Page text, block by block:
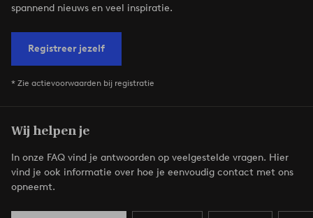
spannend nieuws en veel inspiratie.
Registreer jezelf
* Zie actievoorwaarden bij registratie
Wij helpen je
In onze FAQ vind je antwoorden op veelgestelde vragen. Hier
vind je ook informatie over hoe je eenvoudig contact met ons
opneemt.